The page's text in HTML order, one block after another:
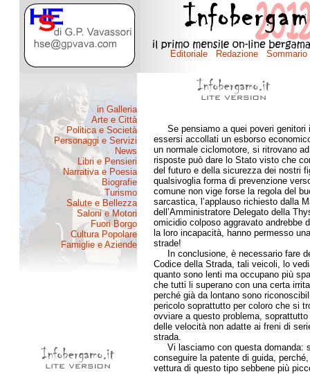
Se pensiamo a quei poveri genitori
essersi accollati un esborso
un normale ciclomotore, si ritrovano
risposte può dare lo Stato visto che
del futuro e della sicurezza dei nostri
qualsivoglia forma di prevenzione
comune non vige forse la regola del
sarcastica, l’applauso richiesto dalla
dell’Amministratore Delegato della
omicidio colposo aggravato andrebbe
la loro incapacità, hanno permesso
strade!
In conclusione, è necessario fare
Codice della Strada, tali veicoli, lo
quanto sono lenti ma occupano più
che tutti li superano con una certa
perché già da lontano sono
pericolo soprattutto per coloro che si
ovviare a questo problema,
delle velocità non adatte ai freni di
strada.
Vi lasciamo con questa domanda:
conseguire la patente di guida,
vettura di questo tipo sebbene più